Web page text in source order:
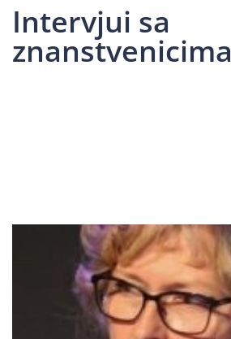
Intervjui sa
znanstvenicima